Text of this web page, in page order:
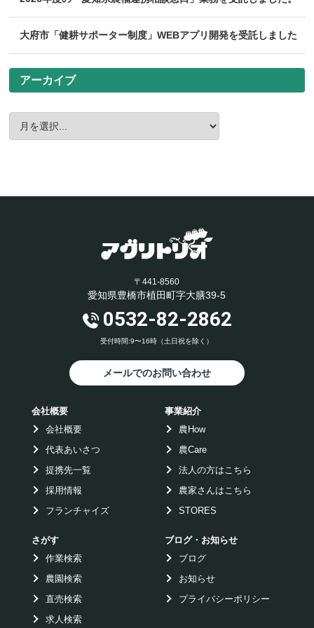
大府市「健耕サポーター制度」WEBアプリ開発を受託しました
アーカイブ
〒441-8560
愛知県豊橋市植田町字大膳39-5
0532-82-2862
受付時間:9〜16時（土日祝を除く）
メールでのお問い合わせ
会社概要
会社概要
代表あいさつ
提携先一覧
採用情報
フランチャイズ
事業紹介
農How
農Care
法人の方はこちら
農家さんはこちら
STORES
さがす
作業検索
農園検索
直売検索
求人検索
ブログ・お知らせ
ブログ
お知らせ
プライバシーポリシー